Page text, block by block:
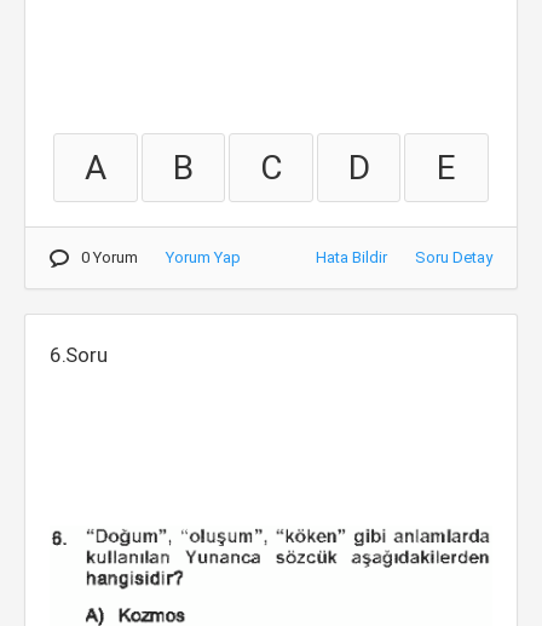
A B C D E
0 Yorum Yorum Yap Hata Bildir Soru Detay
6.Soru